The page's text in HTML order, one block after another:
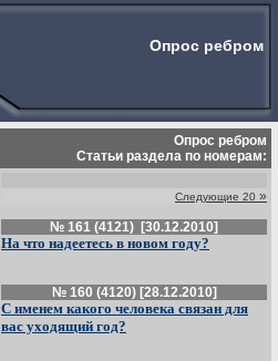
Опрос ребром
Опрос ребром
Статьи раздела по номерам:
Следующие 20 »
№ 161 (4121) [30.12.2010]
На что надеетесь в новом году?
№ 160 (4120) [28.12.2010]
С именем какого человека связан для
вас уходящий год?